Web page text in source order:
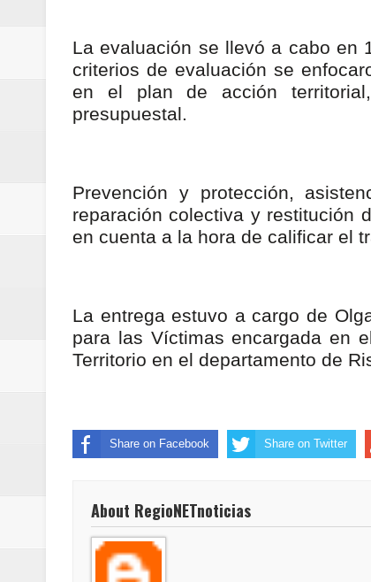
ReGionetNoticias /
Regionetnoticias / En solo
transferencias prevista para
La evaluación se llevó a cabo en
criterios de evaluación se
en el plan de acción
presupuestal.
Prevención y protección,
reparación colectiva y restitución
en cuenta a la hora de calificar el
La entrega estuvo a cargo de
para las Víctimas encargada en
Territorio en el departamento de
Share on Facebook Share on Twitter
About RegioNETnoticias